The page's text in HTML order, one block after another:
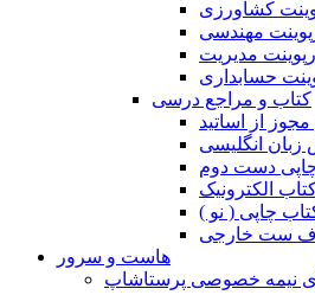
کشاورزی
مهندسی
مدیریت
حسابداری
کتاب و مراجع درسی
از اساتید
زبان انگلیسی
دست دوم
چاپی ( نو )
ست خارجی
هاست و سرور
نیمه خصوصی پرستاشاپ